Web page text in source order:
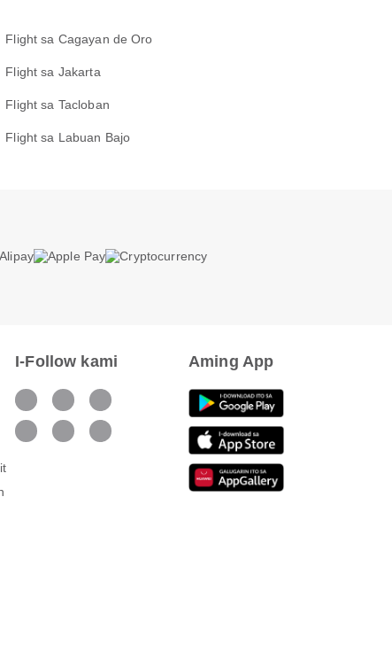
Flight sa Cagayan de Oro
Flight sa Jakarta
Flight sa Tacloban
Flight sa Labuan Bajo
I-Follow kami Aming App